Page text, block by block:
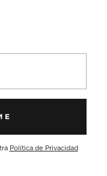
Política de Privacidad